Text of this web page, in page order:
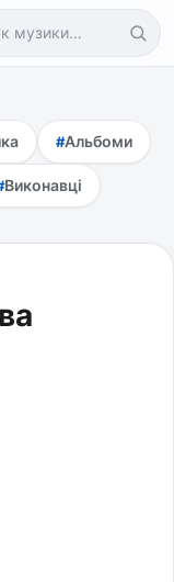
Альбоми
Виконавці